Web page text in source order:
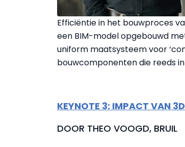
Efficiëntie in het bouwproces
een BIM-model opgebouwd
uniform maatsysteem voor
bouwcomponenten die reeds
KEYNOTE 3: IMPACT VAN
DOOR THEO VOOGD, BRUIL